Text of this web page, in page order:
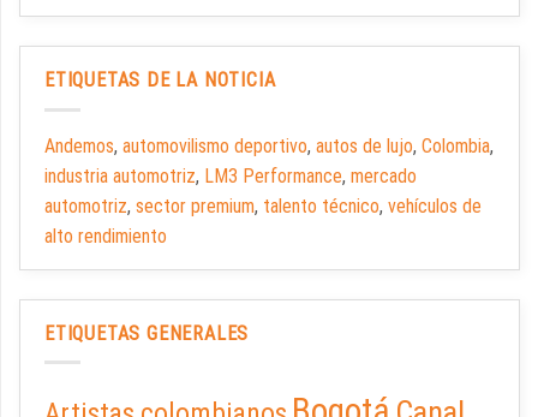
ETIQUETAS DE LA NOTICIA
Andemos, automovilismo deportivo, autos de lujo, Colombia,
industria automotriz, LM3 Performance, mercado
automotriz, sector premium, talento técnico, vehículos de
alto rendimiento
ETIQUETAS GENERALES